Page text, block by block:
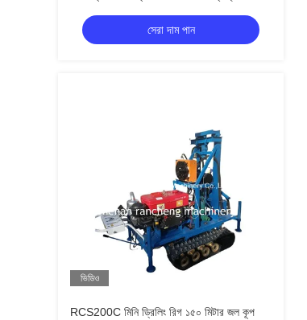
সেরা দাম পান
ভিডিও
RCS200C মিনি ড্রিলিং রিগ ১৫০ মিটার জল কূপ